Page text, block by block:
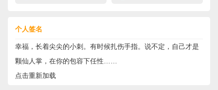
个人签名
幸福，长着尖尖的小刺。有时候扎伤手指。说不定，自己才是
颗仙人掌，在你的包容下任性……
点击重新加载